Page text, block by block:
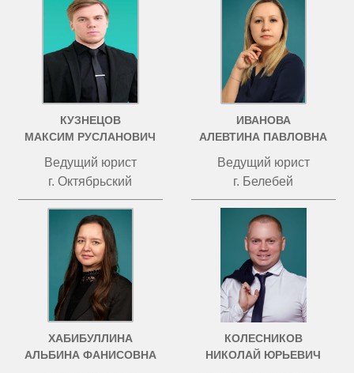
КУЗНЕЦОВ
МАКСИМ РУСЛАНОВИЧ
Ведущий юрист
г. Октябрьский
ИВАНОВА
АЛЕВТИНА ПАВЛОВНА
Ведущий юрист
г. Белебей
ХАБИБУЛЛИНА
АЛЬБИНА ФАНИСОВНА
КОЛЕСНИКОВ
НИКОЛАЙ ЮРЬЕВИЧ